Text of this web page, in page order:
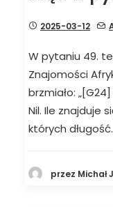
2025-03-12
W pytaniu 49.
Znajomości
brzmiało:
Nil. Ile znajduje
których
przez Michał